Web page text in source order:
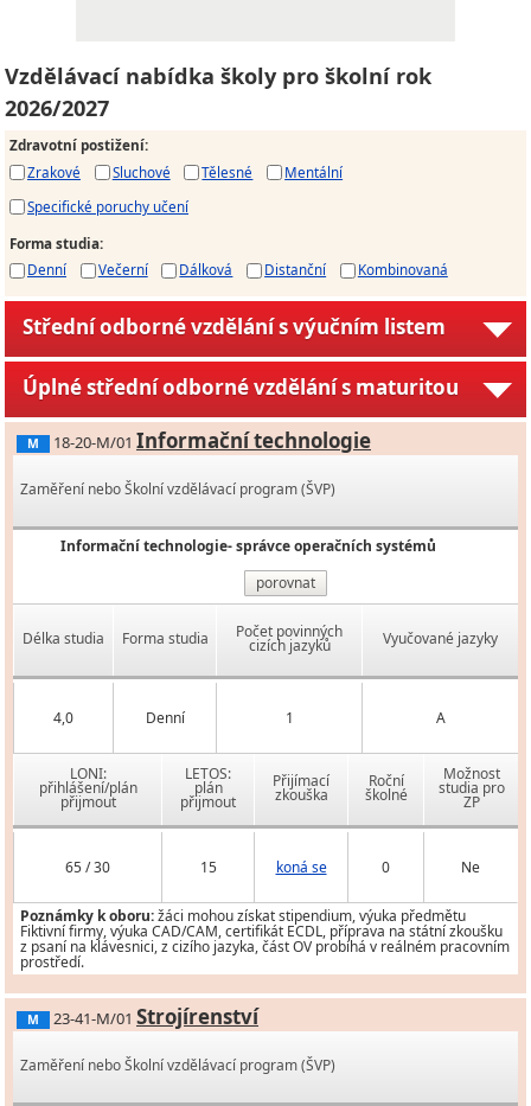
Vzdělávací nabídka školy pro školní rok
2026/2027
Zdravotní postižení:
Zrakové
Sluchové Tělesné
Mentální
Specifické poruchy učení
Forma studia:
Denní
Večerní Dálková Distanční Kombinovaná
Střední odborné vzdělání s výučním listem
Úplné střední odborné vzdělání s maturitou
M 18-20-M/01 Informační technologie
Zaměření nebo Školní vzdělávací program (ŠVP)
Informační technologie- správce operačních systémů
porovnat
Délka studia Forma studia Počet povinných
cizích jazyků Vyučované jazyky
4,0 Denní 1 A
LONI:
přihlášení/plán
přijmout
LETOS:
plán
přijmout
Přijímací
zkouška
Roční
školné
Možnost
studia pro
ZP
65 / 30 15 koná se 0 Ne
Poznámky k oboru:žáci mohou získat stipendium, výuka předmětu
Fiktivní firmy, výuka CAD/CAM, certifikát ECDL, příprava na státní zkoušku
z psaní na klávesnici, z cizího jazyka, část OV probíhá v reálném pracovním
prostředí.
M 23-41-M/01 Strojírenství
Zaměření nebo Školní vzdělávací program (ŠVP)